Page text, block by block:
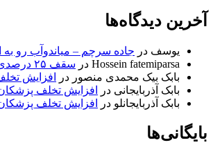
آخرین دیدگاه‌ها
یوسف در جاده سرچم – میاندوآب رو به
Hossein fatemiparsa در سقف ۲۵ درصدی افزایش اجاره‌بها در آذربایجان شرقی اجرا می‌شود
بابک بیک محمدی منصور در
افزایش
بابک آذربایجانی در
افزایش تخلف
بابک آذربایجانلو در افزایش تخلف
بایگانی‌ها